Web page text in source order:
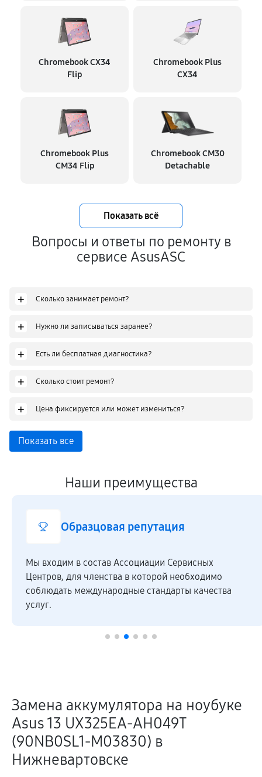
Chromebook CX34
Flip
Chromebook Plus
CX34
Chromebook Plus
CM34 Flip
Chromebook CM30
Detachable
Показать всё
Вопросы и ответы по ремонту в
сервисе AsusASC
+ Сколько занимает ремонт?
+ Нужно ли записываться заранее?
+ Есть ли бесплатная диагностика?
+ Сколько стоит ремонт?
+ Цена фиксируется или может измениться?
Показать все
Наши преимущества
Образцовая репутация
Мы входим в состав Ассоциации Сервисных
Центров, для членства в которой необходимо
соблюдать международные стандарты качества
услуг.
Замена аккумулятора на ноубуке
Asus 13 UX325EA-AH049T
(90NB0SL1-M03830) в
Нижневартовске